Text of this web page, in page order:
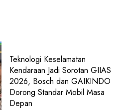
Teknologi Keselamatan
Kendaraan Jadi Sorotan GIIAS
2026, Bosch dan GAIKINDO
Dorong Standar Mobil Masa
Depan